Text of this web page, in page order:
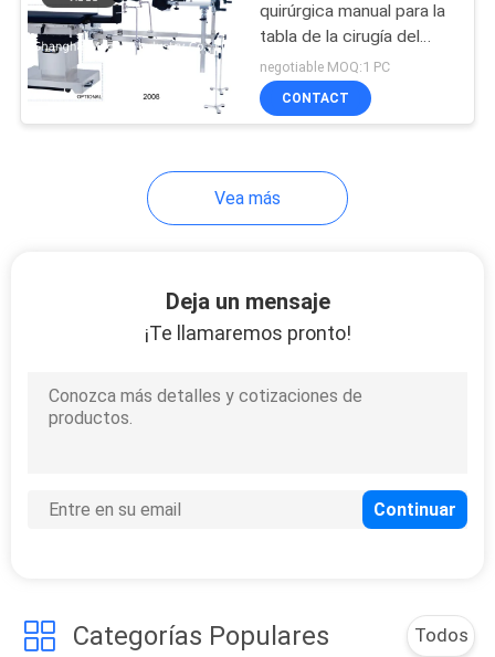
Mesa de
operaciones
eléctrica
obstétrica
Colgante médico
quirúrgica manual para la
tabla de la cirugía del
teatro de operación
negotiable MOQ:1 PC
CONTACT
Vea más
Deja un mensaje
¡Te llamaremos pronto!
Categorías Populares Todos